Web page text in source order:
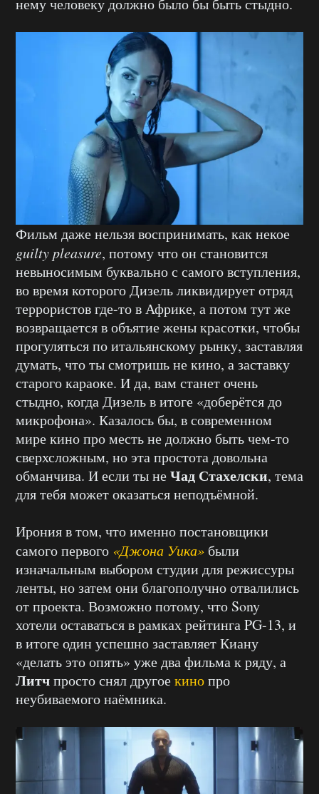
нему человеку должно было бы быть стыдно.
Фильм даже нельзя воспринимать, как некое
guilty pleasure, потому что он становится
невыносимым буквально с самого вступления,
во время которого Дизель ликвидирует отряд
террористов где-то в Африке, а потом тут же
возвращается в объятие жены красотки, чтобы
прогуляться по итальянскому рынку, заставляя
думать, что ты смотришь не кино, а заставку
старого караоке. И да, вам станет очень
стыдно, когда Дизель в итоге «доберётся до
микрофона». Казалось бы, в современном
мире кино про месть не должно быть чем-то
сверхсложным, но эта простота довольна
обманчива. И если ты неЧад Стахелски, тема
для тебя может оказаться неподъёмной.
Ирония в том, что именно постановщики
самого первого «Джона Уика» были
изначальным выбором студии для режиссуры
ленты, но затем они благополучно отвалились
от проекта. Возможно потому, что Sony
хотели оставаться в рамках рейтинга PG-13, и
в итоге один успешно заставляет Киану
«делать это опять» уже два фильма к ряду, а
Литчпросто снял другоекинопро
неубиваемого наёмника.